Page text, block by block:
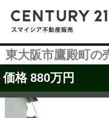
東大阪市鷹殿町の
価格 880万円